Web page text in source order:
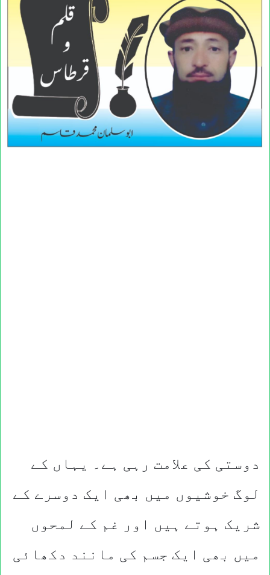
دوستی کی علامت رہی ہے۔ یہاں کے
لوگ خوشیوں میں بھی ایک دوسرے کے
شریک ہوتے ہیں اور غم کے لمحوں
میں بھی ایک جسم کی مانند دکھائی